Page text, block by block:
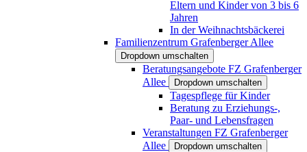
Eltern und Kinder von 3 bis 6
Jahren
In der Weihnachtsbäckerei
Familienzentrum Grafenberger Allee
Dropdown umschalten
Beratungsangebote FZ Grafenberger
Allee
Dropdown umschalten
Tagespflege für Kinder
Beratung zu Erziehungs-,
Paar- und Lebensfragen
Veranstaltungen FZ Grafenberger
Allee
Dropdown umschalten